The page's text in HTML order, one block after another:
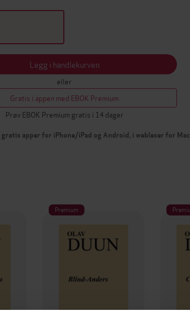
Legg i handlekurven
eller
Gratis i appen med EBOK Premium
Prøv EBOK Premium gratis i 14 dager
gratis apper for iPhone/iPad og Android, i webleser for
Premium